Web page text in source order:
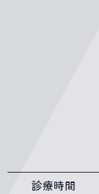
診療時間